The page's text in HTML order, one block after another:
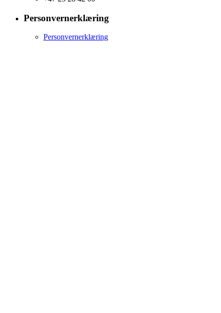
Personvernerklæring
Personvernerklæring